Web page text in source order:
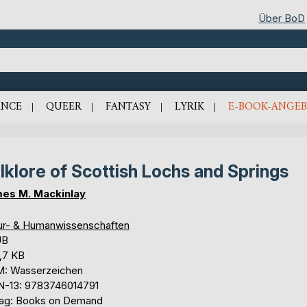
Über BoD
QUEER FANTASY LYRIK E-BOOK-
of Scottish Lochs and Springs
M. Mackinlay
& Humanwissenschaften
KB
Wasserzeichen
13: 9783746014791
Books on Demand